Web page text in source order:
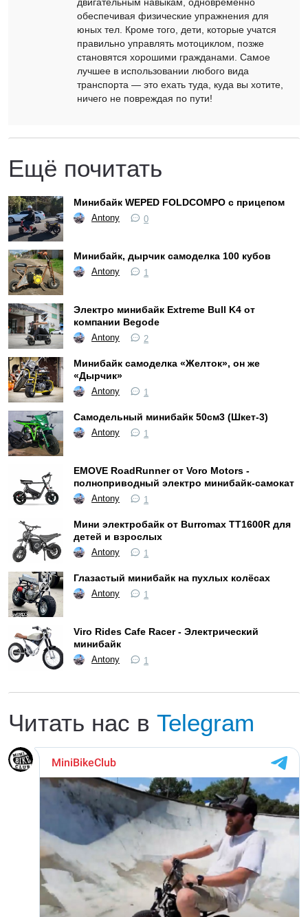
двигательным навыкам, одновременно
обеспечивая физические упражнения для
юных тел. Кроме того, дети, которые учатся
правильно управлять мотоциклом, позже
становятся хорошими гражданами. Самое
лучшее в использовании любого вида
транспорта — это ехать туда, куда вы хотите,
ничего не повреждая по пути!
Ещё почитать
Минибайк WEPED FOLDCOMPO с прицепом
Antony 0
Минибайк, дырчик самоделка 100 кубов
Antony 1
Электро минибайк Extreme Bull K4 от
компании Begode
Antony 2
Минибайк самоделка «Желток», он же
«Дырчик»
Antony 1
Самодельный минибайк 50см3 (Шкет-3)
Antony 1
EMOVE RoadRunner от Voro Motors -
полноприводный электро минибайк-самокат
Antony 1
Мини электробайк от Burromax TT1600R для
детей и взрослых
Antony 1
Глазастый минибайк на пухлых колёсах
Antony 1
Viro Rides Cafe Racer - Электрический
минибайк
Antony 1
Читать нас в Telegram